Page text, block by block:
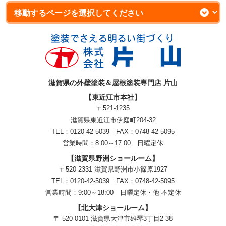
滋賀県の外壁塗装＆屋根塗装専門店 片山
【東近江市本社】
〒521-1235
滋賀県東近江市伊庭町204-32
TEL：0120-42-5039 FAX：0748-42-5095
営業時間：8:00～17:00 日曜定休
【滋賀県野洲ショールーム】
〒520-2331 滋賀県野洲市小篠原1927
TEL： 0120-42-5039 FAX：0748-42-5095
営業時間：9:00～18:00
日曜定休・他 不定休
【北大津ショールーム】
〒 520-0101 滋賀県大津市雄琴3丁目2-38